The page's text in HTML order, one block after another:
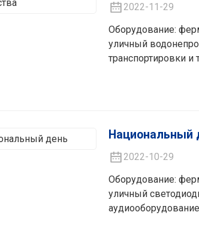
2022-11-29
Оборудование:
уличный
транспортировки и
Национальный
2022-10-29
Оборудование:
уличный